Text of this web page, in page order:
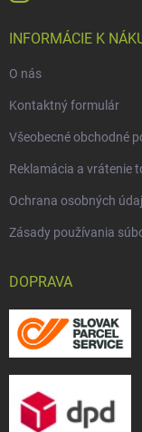
INFORMÁCIE K
O nás
Kontaktný formulár
Všeobecné obchodné
Reklamácia a vrátenie
Ochrana osobných
Zásady používania
DOPRAVA